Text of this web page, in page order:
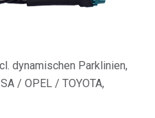
dynamischen Parklinien,
/ OPEL / TOYOTA,